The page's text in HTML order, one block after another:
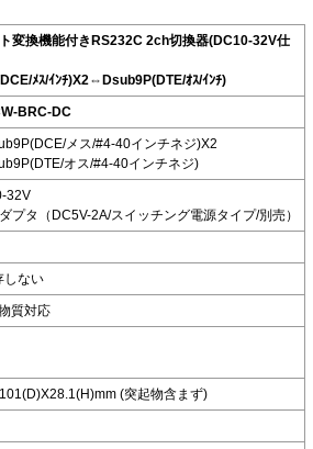
変換機能付きRS232C 2ch切換器(DC10-32V仕
ﾒｽ/ｲﾝﾁ)X2⇔Dsub9P(DTE/ｵｽ/ｲﾝﾁ)
BRC-DC
メス/#4-40インチネジ)X2
オス/#4-40インチネジ)
32V
プタ（DC5V-2A/スイッチング電源タイプ/別売）
しない
質対応
(突起物含まず)